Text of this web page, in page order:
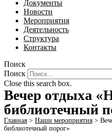
Документы
Новости
Мероприятия
Деятельность
Структура
Контакты
Поиск
Поиск
Close this search box.
Вечер отдыха
библиотечный
Главная > Наши мероприятия >
библиотечный порог»